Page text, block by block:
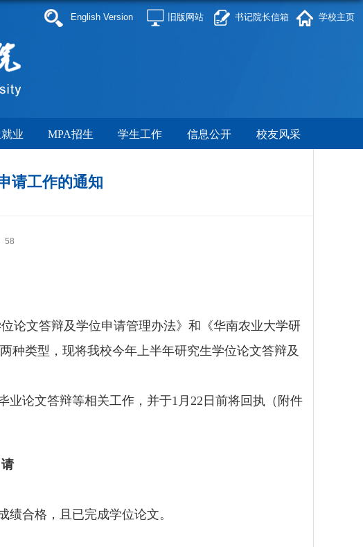
English Version 旧版网站 书记院长信箱 学校主页
业 MPA招生 学生工作 信息公开 校友风采
请工作的通知
58
论文答辩及学位申请管理办法》和《华南农业大学研
种类型，现将我校今年上半年研究生学位论文答辩及
业论文答辩等相关工作，并于1 月 22 日前将回执（附件
合格，且已完成学位论文。